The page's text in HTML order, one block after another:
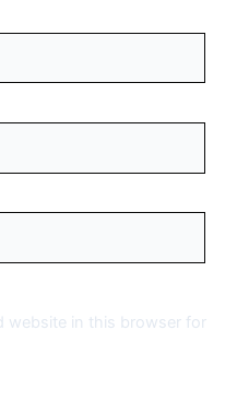
website in this browser for